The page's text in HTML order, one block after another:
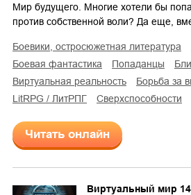
Мир будущего. Многие хотели бы
против собственной воли? Да еще,
боевики, остросюжетная литература
боевая фантастика
попаданцы
виртуальная реальность
борьба за
LitRPG / ЛитРПГ
сверхспособности
Читать онлайн
Виртуальный мир